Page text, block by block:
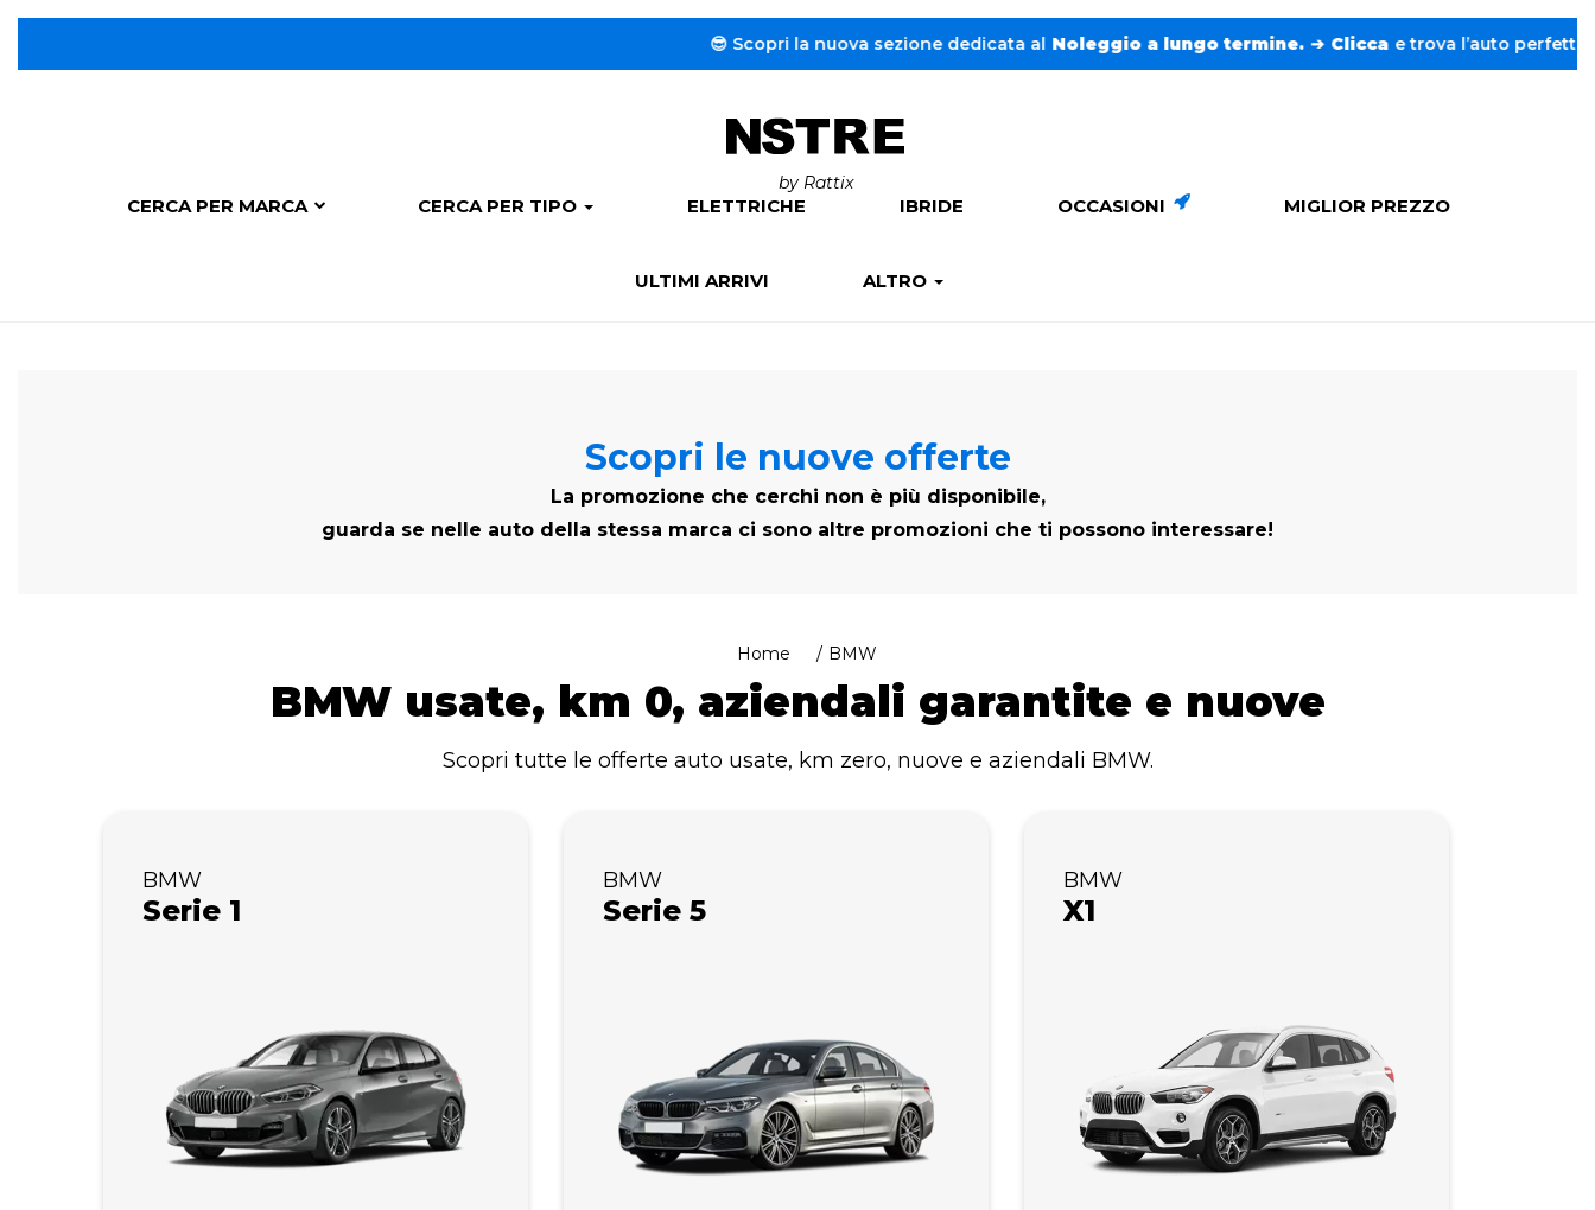
😎 Scopri la nuova sezione dedicata al Noleggio a lungo termine. ➔ Clicca e trova l’auto perfetta senza
by Rattix
CERCA PER MARCA CERCA PER TIPO ELETTRICHE IBRIDE OCCASIONI MIGLIOR PREZZO
ULTIMI ARRIVI ALTRO
Scopri le nuove offerte
La promozione che cerchi non è più disponibile,
guarda se nelle auto della stessa marca ci sono altre promozioni che ti possono interessare!
Home BMW
BMW usate, km 0, aziendali garantite e nuove
Scopri tutte le offerte auto usate, km zero, nuove e aziendali BMW.
BMW
Serie 1
BMW
Serie 5
BMW
X1